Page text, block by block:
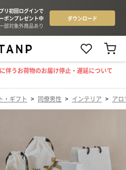
伴うお荷物のお届け停止・遅延について
・ギフト > 同僚男性 > インテリア > アロ